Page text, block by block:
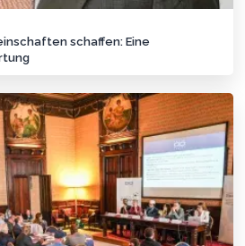
schaffen: Eine